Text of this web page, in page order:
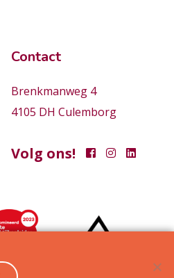
Contact
Brenkmanweg 4
4105 DH Culemborg
Volg ons!